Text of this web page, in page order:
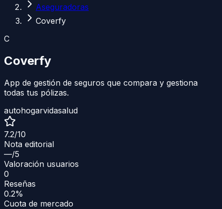
Aseguradoras
Coverfy
C
Coverfy
App de gestión de seguros que compara y gestiona
todas tus pólizas.
autohogarvidasalud
7.2/10
Nota editorial
—/5
Valoración usuarios
0
Reseñas
0.2%
Cuota de mercado